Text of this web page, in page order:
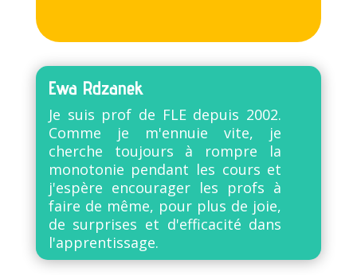
Ewa Rdzanek
Je suis prof de FLE depuis 2002.
Comme je m'ennuie vite, je
cherche toujours à rompre la
monotonie pendant les cours et
j'espère encourager les profs à
faire de même, pour plus de joie,
de surprises et d'efficacité dans
l'apprentissage.